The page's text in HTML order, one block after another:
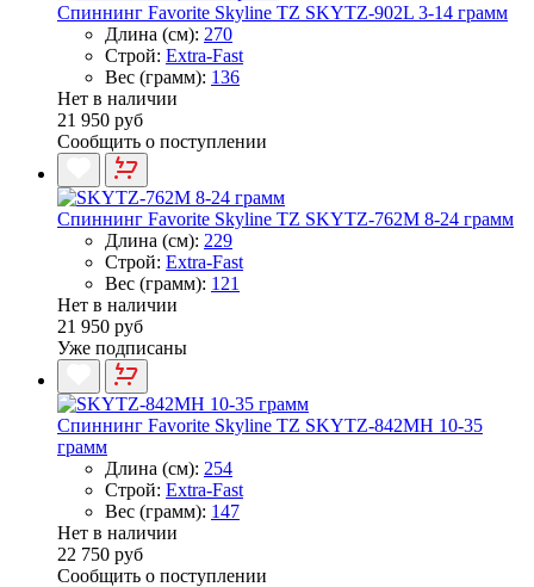
Спиннинг Favorite Skyline TZ SKYTZ-902L 3-14 грамм
Длина (см): 270
Строй: Extra-Fast
Вес (грамм): 136
Нет в наличии
21 950 руб
Сообщить о поступлении
Спиннинг Favorite Skyline TZ SKYTZ-762M 8-24 грамм
Длина (см): 229
Строй: Extra-Fast
Вес (грамм): 121
Нет в наличии
21 950 руб
Уже подписаны
Спиннинг Favorite Skyline TZ SKYTZ-842MH 10-35
грамм
Длина (см): 254
Строй: Extra-Fast
Вес (грамм): 147
Нет в наличии
22 750 руб
Сообщить о поступлении